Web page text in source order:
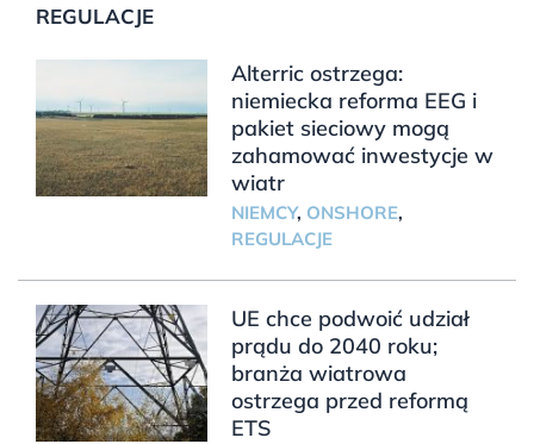
REGULACJE
Alterric ostrzega:
niemiecka reforma EEG i
pakiet sieciowy mogą
zahamować inwestycje w
wiatr
NIEMCY, ONSHORE,
REGULACJE
UE chce podwoić udział
prądu do 2040 roku;
branża wiatrowa
ostrzega przed reformą
ETS